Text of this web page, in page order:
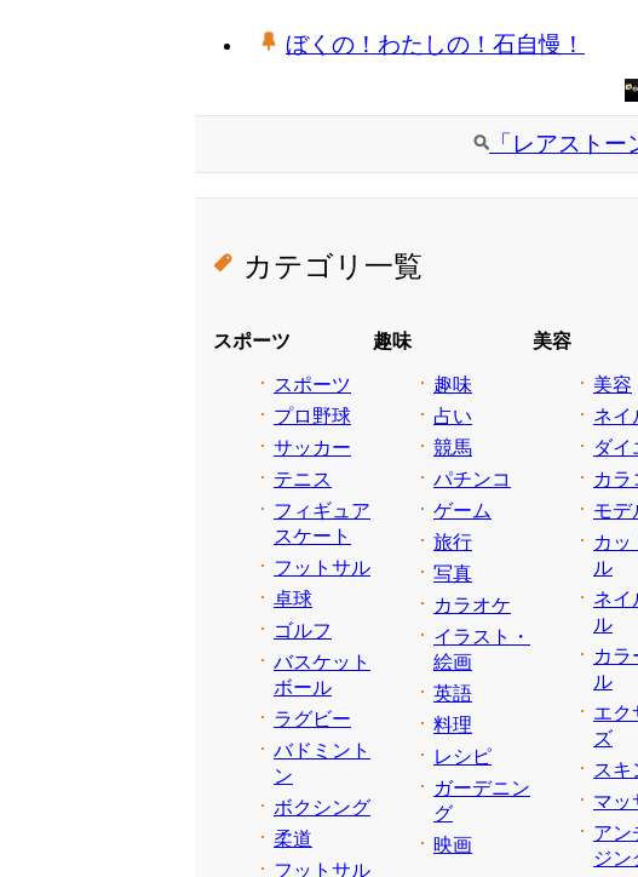
ぼくの！わたしの！石自慢！
「レアスト
カテゴリ一覧
スポーツ
スポーツ
プロ野球
サッカー
テニス
フィギュア
スケート
フットサル
卓球
ゴルフ
バスケット
ボール
ラグビー
バドミント
ン
ボクシング
柔道
フットサル
趣味
趣味
占い
競馬
パチンコ
ゲーム
旅行
写真
カラオケ
イラスト・
絵画
英語
料理
レシピ
ガーデニン
グ
映画
美容
美容
ネイ
ダイ
カラ
モデ
カッ
ル
ネイ
ル
カラ
ル
エク
ズ
スキ
マッ
アン
ジン